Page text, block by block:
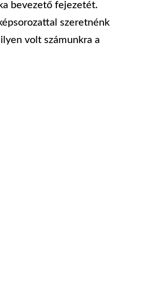
bevezető fejezetét.
szeretnénk
volt számunkra a